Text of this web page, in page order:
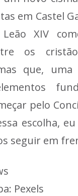
em Castel
XIV
os
que,
pelo
escolha,
seguir em
Pexels